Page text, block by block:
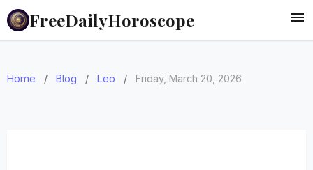
FreeDailyHoroscope
Home / Blog / Leo / Friday, March 20, 2026